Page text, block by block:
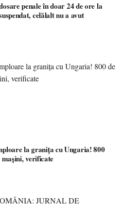
penale în doar 24 de ore la
celălalt nu a avut
la granița cu Ungaria! 800
mașini, verificate